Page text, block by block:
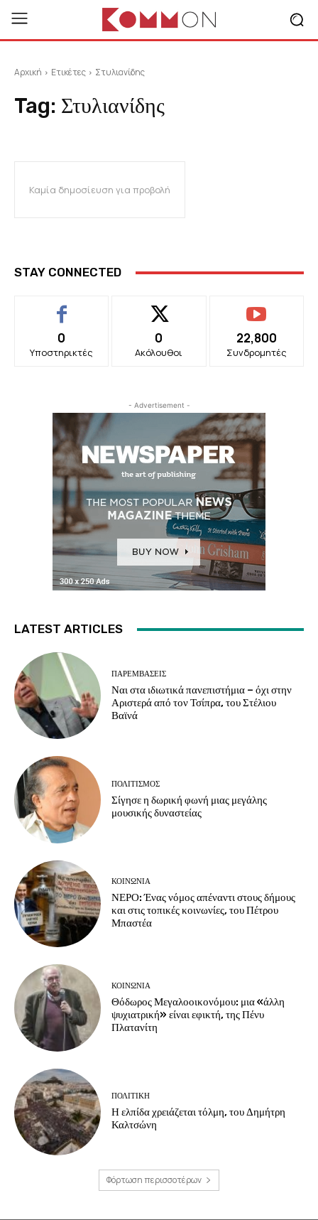
Αρχική Ετικέτες Στυλιανίδης
Tag: Στυλιανίδης
Καμία δημοσίευση για προβολή
STAY CONNECTED
0
Υποστηρικτές
0
Ακόλουθοι
22,800
Συνδρομητές
- Advertisement -
LATEST ARTICLES
ΠΑΡΕΜΒΑΣΕΙΣ
Ναι στα ιδιωτικά πανεπιστήμια – όχι στην
Αριστερά από τον Τσίπρα, του Στέλιου
Βαϊνά
ΠΟΛΙΤΙΣΜΟΣ
Σίγησε η δωρική φωνή μιας μεγάλης
μουσικής δυναστείας
ΚΟΙΝΩΝΙΑ
ΝΕΡΟ: Ένας νόμος απέναντι στους δήμους
και στις τοπικές κοινωνίες, του Πέτρου
Μπαστέα
ΚΟΙΝΩΝΙΑ
Θόδωρος Μεγαλοοικονόμου: μια «άλλη
ψυχιατρική» είναι εφικτή, της Πένυ
Πλατανίτη
ΠΟΛΙΤΙΚΗ
Η ελπίδα χρειάζεται τόλμη, του Δημήτρη
Καλτσώνη
Φόρτωση περισσοτέρων